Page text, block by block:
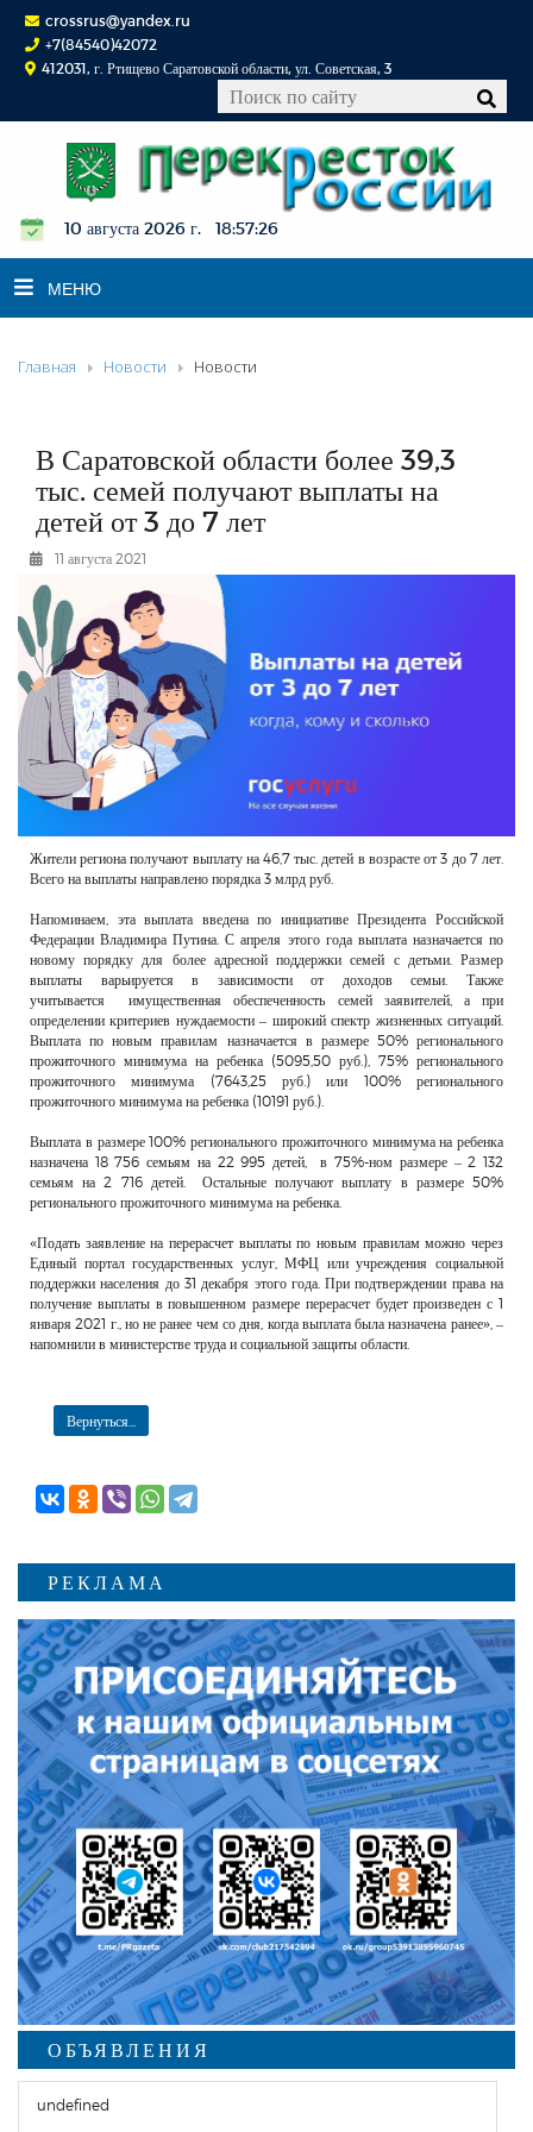
crossrus@yandex.ru
+7(84540)42072
412031, г. Ртищево Саратовской области, ул. Советская, 3
10 августа 2026 г. 18:57:27
МЕНЮ
НОВОСТИ
К СВЕДЕНИЮ
КОНКУРСЫ
ФОТОРЕПОРТАЖИ
РЕКЛАМОДАТЕЛЯМ
ОБЪЯВЛЕНИЯ
КОНТАКТЫ
Главная Новости Новости
В Саратовской области более 39,3
тыс. семей получают выплаты на
детей от 3 до 7 лет
11 августа 2021
Жители региона получают выплату на 46,7 тыс. детей в возрасте от 3 до 7 лет.
Всего на выплаты направлено порядка 3 млрд руб.
Напоминаем, эта выплата введена по инициативе Президента Российской
Федерации Владимира Путина. С апреля этого года выплата назначается по
новому порядку для более адресной поддержки семей с детьми. Размер
выплаты варьируется в зависимости от доходов семьи. Также
учитывается имущественная обеспеченность семей заявителей, а при
определении критериев нуждаемости – широкий спектр жизненных ситуаций.
Выплата по новым правилам назначается в размере 50% регионального
прожиточного минимума на ребенка (5095,50 руб.), 75% регионального
прожиточного минимума (7643,25 руб.) или 100% регионального
прожиточного минимума на ребенка (10191 руб.).
Выплата в размере 100% регионального прожиточного минимума на ребенка
назначена 18 756 семьям на 22 995 детей, в 75%-ном размере – 2 132
семьям на 2 716 детей. Остальные получают выплату в размере 50%
регионального прожиточного минимума на ребенка.
«Подать заявление на перерасчет выплаты по новым правилам можно через
Единый портал государственных услуг, МФЦ или учреждения социальной
поддержки населения до 31 декабря этого года. При подтверждении права на
получение выплаты в повышенном размере перерасчет будет произведен с 1
января 2021 г., но не ранее чем со дня, когда выплата была назначена ранее», –
напомнили в министерстве труда и социальной защиты области.
Вернуться...
РЕКЛАМА
ОБЪЯВЛЕНИЯ
undefined